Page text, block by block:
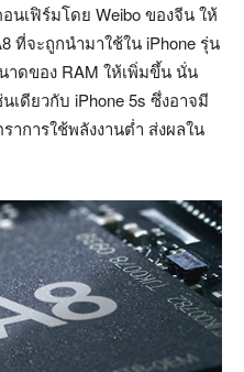
เฟิร์มโดย Weibo ของจีน ให้
ที่จะถูกนำมาใช้ใน iPhone รุ่น
าดของ RAM ให้เพิ่มขึ้น นั่น
เดียวกับ iPhone 5s ซึ่งอาจมี
าการใช้พลังงานต่ำ ส่งผลใน